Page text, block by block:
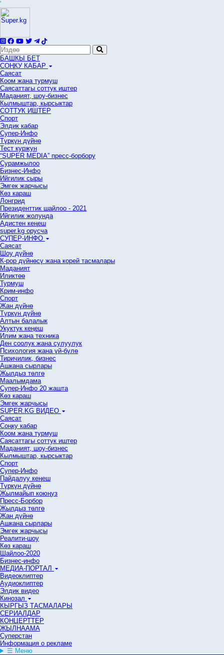
'
БАШКЫ БЕТ
СОҢКУ КАБАР
Саясат
Коом жана турмуш
Саясаттагы соттук иштер
Маданият, шоу-бизнес
Кылмыштар, кырсыктар
СОТТУК ИШТЕР
Спорт
Элдик кабар
Супер-Инфо
Түркүн дүйнө
Тест куржун
“SUPER MEDIA” пресс-борбору
Сурамжылоо
Бизнес-Инфо
Ийгилик сыры
Эмгек жарчысы
Көз караш
Лонгрид
Президенттик шайлоо - 2021
Ийгилик жолунда
Адистен кеңеш
super.kg орусча
СУПЕР-ИНФО
Саясат
Шоу дүйнө
К-рор дүйнөсү жана корей тасмалары
Маданият
Иликтөө
Турмуш
Крим-инфо
Спорт
Жан дүйнө
Түркүн дүйнө
Алтын балалык
Укуктук кеӊеш
Илим жана техника
Ден соолук жана сулуулук
Психология жана үй-бүлө
Тиричилик, бизнес
Ашкана сырлары
Жылдыз төлгө
Маалымдама
Супер-Инфо 20 жашта
Көз караш
Эмгек жарчысы
SUPER.KG ВИДЕО
Саясат
Cоңку кабар
Коом жана турмуш
Саясаттагы соттук иштер
Маданият, шоу-бизнес
Кылмыштар, кырсыктар
Спорт
Супер-Инфо
Пайдалуу кеңеш
Түркүн дүйнө
Жылмайып коюңуз
Пресс-Борбор
Жылдыз төлгө
Жан дүйнө
Ашкана сырлары
Эмгек жарчысы
Реалити-шоу
Көз караш
Шайлоо-2020
Бизнес-инфо
МЕДИА-ПОРТАЛ
Видеоклиптер
Аудиоклиптер
Элдик видео
Кинозал
КЫРГЫЗ ТАСМАЛАРЫ
СЕРИАЛДАР
КОНЦЕРТТЕР
ЖЫЛНААМА
Суперстан
Информация о рекламе
☰ Меню